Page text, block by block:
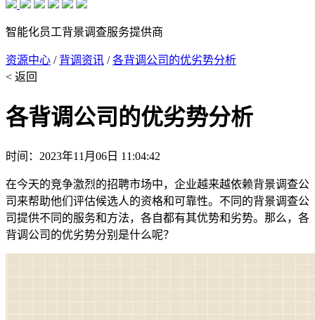
智能化员工背景调查服务提供商
资源中心 / 背调资讯 /各背调公司的优劣势分析
< 返回
各背调公司的优劣势分析
时间：2023年11月06日 11:04:42
在今天的竞争激烈的招聘市场中，企业越来越依赖背景调查公
司来帮助他们评估候选人的资格和可靠性。不同的背景调查公
司提供不同的服务和方法，各自都有其优势和劣势。那么，各
背调公司的优劣势分别是什么呢？